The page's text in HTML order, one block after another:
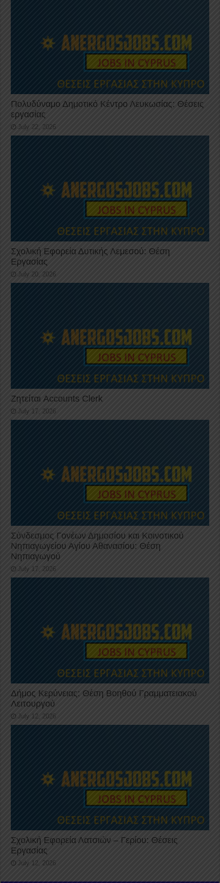
Πολυδύναμο Δημοτικό Κέντρο Λευκωσίας: Θέσεις
εργασίας
July 22, 2026
Σχολική Εφορεία Δυτικής Λεμεσού: Θέση
Εργασίας
July 20, 2026
Ζητείται Accounts Clerk
July 17, 2026
Σύνδεσμος Γονέων Δημοσίου και Κοινοτικού
Νηπιαγωγείου Αγίου Αθανασίου: Θέση
Νηπιαγωγού
July 17, 2026
Δήμος Κερύνειας: Θέση Βοηθού Γραμματειακού
Λειτουργού
July 12, 2026
Σχολική Εφορεία Λατσιών – Γερίου: Θέσεις
Εργασίας
July 12, 2026